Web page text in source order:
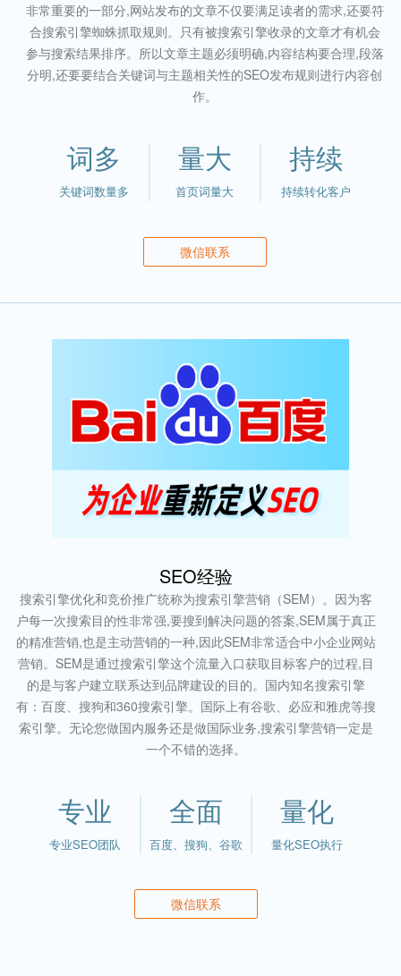
非常重要的一部分,网站发布的文章不仅要满足读者的需求,还要符
合搜索引擎蜘蛛抓取规则。只有被搜索引擎收录的文章才有机会
参与搜索结果排序。所以文章主题必须明确,内容结构要合理,段落
分明,还要要结合关键词与主题相关性的SEO发布规则进行内容创
作。
词多
关键词数量多
量大
首页词量大
持续
持续转化客户
微信联系
SEO经验
搜索引擎优化和竞价推广统称为搜索引擎营销（SEM）。因为客
户每一次搜索目的性非常强,要搜到解决问题的答案,SEM属于真正
的精准营销,也是主动营销的一种,因此SEM非常适合中小企业网站
营销。SEM是通过搜索引擎这个流量入口获取目标客户的过程,目
的是与客户建立联系达到品牌建设的目的。国内知名搜索引擎
有：百度、搜狗和360搜索引擎。国际上有谷歌、必应和雅虎等搜
索引擎。无论您做国内服务还是做国际业务,搜索引擎营销一定是
一个不错的选择。
专业
专业SEO团队
全面
百度、搜狗、谷歌
量化
量化SEO执行
微信联系